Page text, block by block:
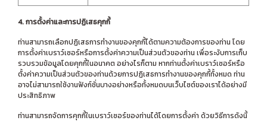
4. การตั้งค่าและการปฏิเสธคุกกี้
ท่านสามารถเลือกปฏิเสธการทำงานของคุกกี้ได้ตามความต้องการของท่าน โดย
การตั้งค่าเบราว์เซอร์หรือการตั้งค่าความเป็นส่วนตัวของท่าน เพื่อระงับการเก็บ
รวบรวมข้อมูลโดยคุกกี้ในอนาคต อย่างไรก็ตาม หากท่านตั้งค่าเบราว์เซอร์หรือ
ตั้งค่าความเป็นส่วนตัวของท่านด้วยการปฏิเสธการทำงานของคุกกี้ทั้งหมด ท่าน
อาจไม่สามารถใช้งานฟังก์ชั่นบางอย่างหรือทั้งหมดบนเว็บไซต์ของเราได้อย่างมี
ประสิทธิภาพ
ท่านสามารถจัดการคุกกี้ในเบราว์เซอร์ของท่านได้โดยการตั้งค่า ด้วยวิธีการดังนี้